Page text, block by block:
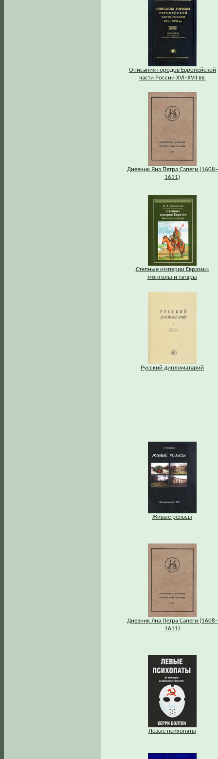
Описания городов Европейской
части России XVI–XVII вв.
Дневник Яна Петра Сапеги (1608–
1611)
Степные империи Евразии:
монголы и татары
Русский дипломатарий
Живые рельсы
Дневник Яна Петра Сапеги (1608–
1611)
Левые психопаты